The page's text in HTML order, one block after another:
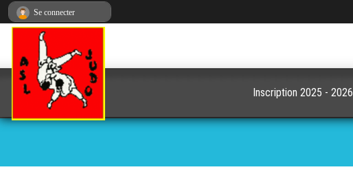
Inscription 2025 - 2026
Se connecter
Panneau de gestion des cookies